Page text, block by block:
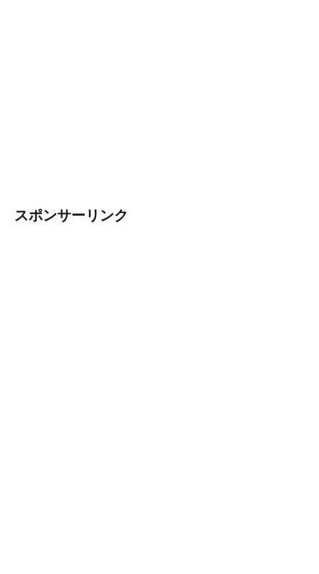
スポンサーリンク